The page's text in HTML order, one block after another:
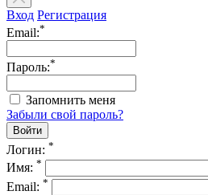
Вход Регистрация
Email:*
Пароль:*
Запомнить меня
Забыли свой пароль?
Логин: *
Имя: *
Email: *